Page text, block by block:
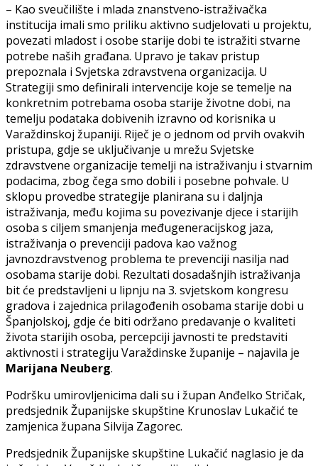
– Kao sveučilište i mlada znanstveno-istraživačka
institucija imali smo priliku aktivno sudjelovati u projektu,
povezati mladost i osobe starije dobi te istražiti stvarne
potrebe naših građana. Upravo je takav pristup
prepoznala i Svjetska zdravstvena organizacija. U
Strategiji smo definirali intervencije koje se temelje na
konkretnim potrebama osoba starije životne dobi, na
temelju podataka dobivenih izravno od korisnika u
Varaždinskoj županiji. Riječ je o jednom od prvih ovakvih
pristupa, gdje se uključivanje u mrežu Svjetske
zdravstvene organizacije temelji na istraživanju i stvarnim
podacima, zbog čega smo dobili i posebne pohvale. U
sklopu provedbe strategije planirana su i daljnja
istraživanja, među kojima su povezivanje djece i starijih
osoba s ciljem smanjenja međugeneracijskog jaza,
istraživanja o prevenciji padova kao važnog
javnozdravstvenog problema te prevenciji nasilja nad
osobama starije dobi. Rezultati dosadašnjih istraživanja
bit će predstavljeni u lipnju na 3. svjetskom kongresu
gradova i zajednica prilagođenih osobama starije dobi u
Španjolskoj, gdje će biti održano predavanje o kvaliteti
života starijih osoba, percepciji javnosti te predstaviti
aktivnosti i strategiju Varaždinske županije – najavila je
Marijana Neuberg.
Podršku umirovljenicima dali su i župan Anđelko Stričak,
predsjednik Županijske skupštine Krunoslav Lukačić te
zamjenica župana Silvija Zagorec.
Predsjednik Županijske skupštine Lukačić naglasio je da